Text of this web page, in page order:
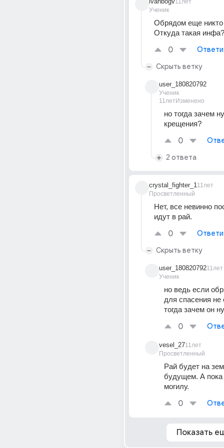
Ученик
11лет
Обрядом еще никто
Откуда такая инфа?
0
Скрыть ветку
user_180820792
Ученик
11лет Изменено
но тогда зачем
крещения?
0
2 ответа
crystal_fighter_1
Просветленный
11лет
Нет, все невинно
идут в рай.
0
Скрыть ветку
user_180820792
Ученик
11лет
но ведь если
для спасения не
тогда зачем он
0
vesel_27
Просветленный
11лет
Рай будет на
будущем. А пока
могилу.
0
Показать